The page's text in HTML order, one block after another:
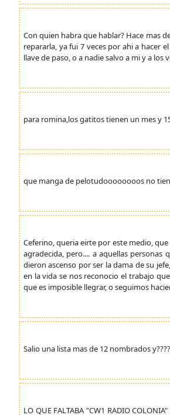
Con quien habra que hablar? Hace mas
repararla, ya fui 7 veces por ahi a hacer
llave de paso, o a nadie salvo a mi y a
para romina,los gatitos tienen un mes y
que manga de pelotudoooooooos no
Ceferino, queria eirte por este medio,
agradecida, pero.... a aquellas
dieron ascenso por ser la dama de su
en la vida se nos reconocio el trabajo
que es imposible llegrar, o seguimos
Salio una lista mas de 12 nombrados
LO QUE FALTABA "CW1 RADIO